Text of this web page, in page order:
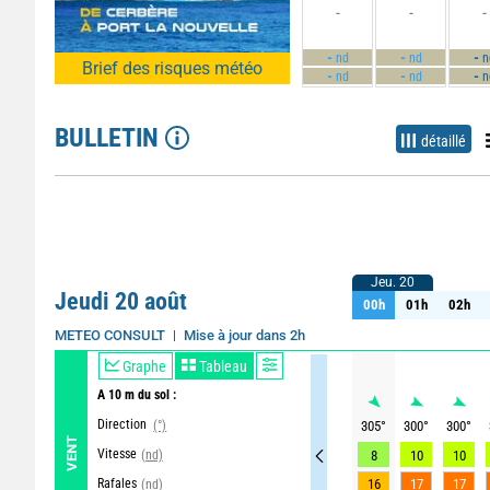
Brief des risques météo
-
- nd
- nd
-
- nd
- nd
-
-
-
BULLETIN détaillé
Jeudi 20 août
METEO CONSULT Mise à jour dans 2h
VENT
Graphe Tableau
A 10 m du sol :
Direction (°)
Vitesse (nd)
Rafales (nd)
Jeu. 20
00h 01h 02h
Jeu. 20
00h 01h 02h
305° 300° 300°
8
10 10
16
17 17